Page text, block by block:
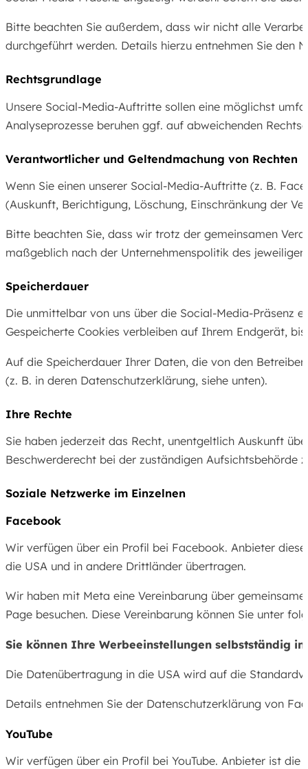
Bitte beachten Sie außerdem, dass wir nicht alle
durchgeführt werden. Details hierzu entnehmen Sie den
Rechtsgrundlage
Unsere Social-Media-Auftritte sollen eine möglichst
Analyseprozesse beruhen ggf. auf abweichenden
Verantwortlicher und Geltendmachung von Rechten
Wenn Sie einen unserer Social-Media-Auftritte (z. B.
(Auskunft, Berichtigung, Löschung, Einschränkung der
Bitte beachten Sie, dass wir trotz der gemeinsamen
maßgeblich nach der Unternehmenspolitik des
Speicherdauer
Die unmittelbar von uns über die Social-Media-Präsenz
Gespeicherte Cookies verbleiben auf Ihrem Endgerät,
Auf die Speicherdauer Ihrer Daten, die von den
(z. B. in deren Datenschutzerklärung, siehe unten).
Ihre Rechte
Sie haben jederzeit das Recht, unentgeltlich Auskunft
Beschwerderecht bei der zuständigen Aufsichtsbehörde
Soziale Netzwerke im Einzelnen
Facebook
Wir verfügen über ein Profil bei Facebook. Anbieter
die USA und in andere Drittländer übertragen.
Wir haben mit Meta eine Vereinbarung über
Page besuchen. Diese Vereinbarung können Sie unter
Sie können Ihre Werbeeinstellungen selbstständig
Die Datenübertragung in die USA wird auf die
Details entnehmen Sie der Datenschutzerklärung von
YouTube
Wir verfügen über ein Profil bei YouTube. Anbieter ist